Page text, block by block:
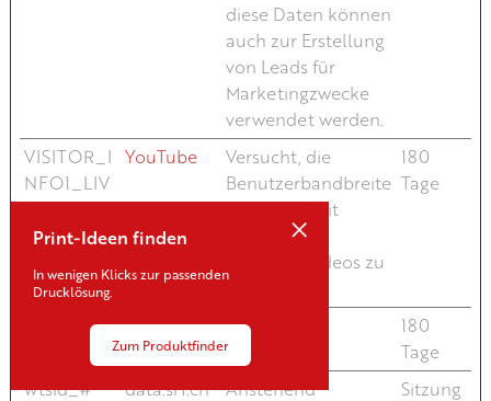
diese Daten können
auch zur Erstellung
von Leads für
Marketingzwecke
verwendet werden.
VISITOR_I
NFO1_LIV
E
YouTube
Versucht, die
Benutzerbandbreite
auf Seiten mit
integrierten
YouTube-Videos zu
180
Tage
wteid_# data.srf.ch Anstehend
180
Tage
wtsid_#
data.srf.ch Anstehend Sitzung
×
Print-Ideen finden
In wenigen Klicks zur passenden
Drucklösung.
Zum Produktfinder